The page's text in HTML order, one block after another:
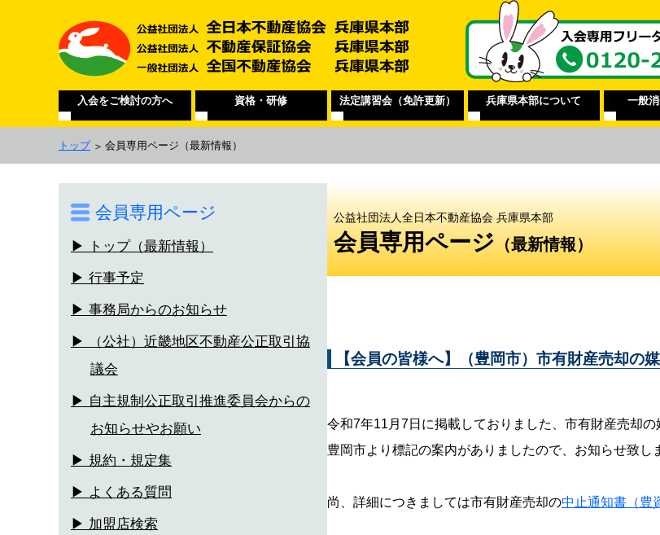
入会をご検討の方へ 資格・研修 法定講習会（免許更新） 兵庫県本部について 一般
トップ 会員専用ページ （最新情報）
会員専用ページ
▶ トップ（最新情報）
▶ 行事予定
▶ 事務局からのお知らせ
▶ （公社）近畿地区不動産公正取引協
議会
▶ 自主規制公正取引推進委員会からの
お知らせやお願い
▶ 規約・規定集
▶ よくある質問
▶ 加盟店検索
公益社団法人全日本不動産協会 兵庫県本部
会員専用ページ （最新情報）
【会員の皆様へ】（豊岡市）市有財産売却の
令和7年11月7日に掲載しておりました、市有財産売却の
豊岡市より標記の案内がありましたので、お知らせ致し
尚、詳細につきましては市有財産売却の中止通知書（豊